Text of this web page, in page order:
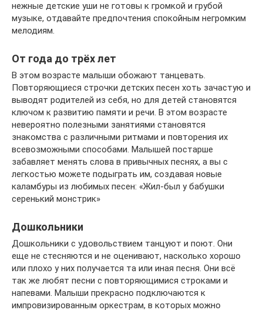
нежные детские уши не готовы к громкой и грубой
музыке, отдавайте предпочтения спокойным негромким
мелодиям.
От года до трёх лет
В этом возрасте малыши обожают танцевать.
Повторяющиеся строчки детских песен хоть зачастую и
выводят родителей из себя, но для детей становятся
ключом к развитию памяти и речи. В этом возрасте
невероятно полезными занятиями становятся
знакомства с различными ритмами и повторения их
всевозможными способами. Малышей постарше
забавляет менять слова в привычных песнях, а вы с
легкостью можете подыграть им, создавая новые
каламбуры из любимых песен: «Жил-был у бабушки
серенький монстрик»
Дошкольники
Дошкольники с удовольствием танцуют и поют. Они
еще не стесняются и не оценивают, насколько хорошо
или плохо у них получается та или иная песня. Они всё
так же любят песни с повторяющимися строками и
напевами. Малыши прекрасно подключаются к
импровизированным оркестрам, в которых можно